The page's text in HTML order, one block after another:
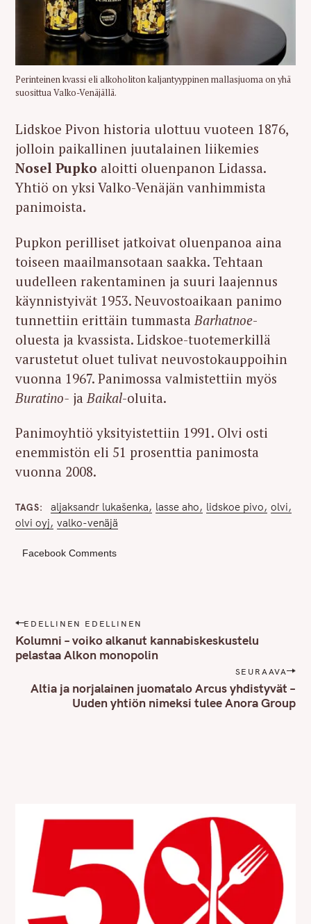
Perinteinen kvassi eli alkoholiton kaljantyyppinen mallasjuoma on yhä
suosittua Valko-Venäjällä.
Lidskoe Pivon historia ulottuu vuoteen 1876,
jolloin paikallinen juutalainen liikemies
Nosel Pupko aloitti oluenpanon Lidassa.
Yhtiö on yksi Valko-Venäjän vanhimmista
panimoista.
Pupkon perilliset jatkoivat oluenpanoa aina
toiseen maailmansotaan saakka. Tehtaan
uudelleen rakentaminen ja suuri laajennus
käynnistyivät 1953. Neuvostoaikaan panimo
tunnettiin erittäin tummasta Barhatnoe-
oluesta ja kvassista. Lidskoe-tuotemerkillä
varustetut oluet tulivat neuvostokauppoihin
vuonna 1967. Panimossa valmistettiin myös
Buratino- ja Baikal-oluita.
Panimoyhtiö yksityistettiin 1991. Olvi osti
enemmistön eli 51 prosenttia panimosta
vuonna 2008.
TAGS aljaksandr lukašenka lasse aho lidskoe pivo olvi
olvi oyj valko-venäjä
Facebook Comments
P
o
s
EDELLINEN EDELLINEN
Kolumni – voiko alkanut kannabiskeskustelu
pelastaa Alkon monopolin
SEURAAVA
Altia ja norjalainen juomatalo Arcus yhdistyvät –
Uuden yhtiön nimeksi tulee Anora Group